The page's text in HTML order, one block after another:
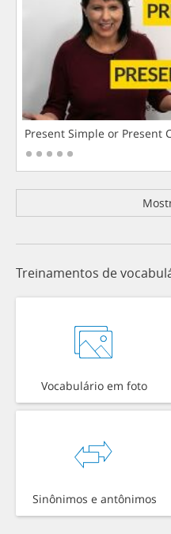
Present Simple or Present
Treinamentos de
Vocabulário em foto
Sinônimos e antônimos